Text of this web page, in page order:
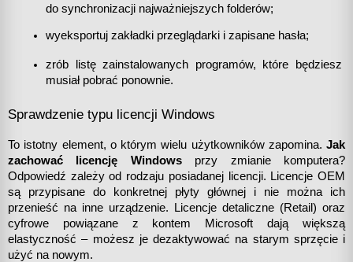
do synchronizacji najważniejszych folderów;
wyeksportuj zakładki przeglądarki i zapisane hasła;
zrób listę zainstalowanych programów, które będziesz
musiał pobrać ponownie.
Sprawdzenie typu licencji Windows
To istotny element, o którym wielu użytkowników zapomina. Jak
zachować licencję Windows przy zmianie komputera?
Odpowiedź zależy od rodzaju posiadanej licencji. Licencje OEM
są przypisane do konkretnej płyty głównej i nie można ich
przenieść na inne urządzenie. Licencje detaliczne (Retail) oraz
cyfrowe powiązane z kontem Microsoft dają większą
elastyczność – możesz je dezaktywować na starym sprzęcie i
użyć na nowym.